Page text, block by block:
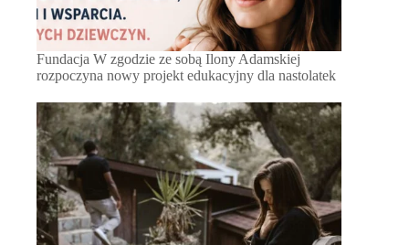
Fundacja W zgodzie ze sobą Ilony Adamskiej
rozpoczyna nowy projekt edukacyjny dla nastolatek